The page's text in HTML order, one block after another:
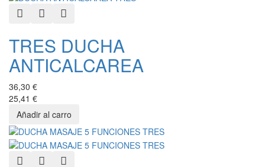
Quick ViewAdd to Wishlist
TRES DUCHA
ANTICALCAREA
36,30 €
25,41 €
Quick ViewAdd to Wishlist